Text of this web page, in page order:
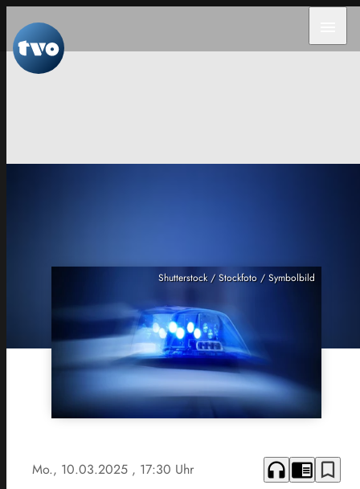
Shutterstock / Stockfoto / Symbolbild
Mo., 10.03.2025 , 17:30 Uhr headphones chrome_reader_mode bookmark_border